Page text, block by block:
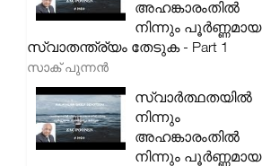
അഹങ്കാരംതിൽ
നിന്നും പൂർണ്ണമായ
സ്വാതന്ത്ര്യം തേടുക - Part 1
സാക് പുന്നൻ
സ്വാർത്ഥതയിൽ
നിന്നും
അഹങ്കാരംതിൽ
നിന്നും പൂർണ്ണമായ